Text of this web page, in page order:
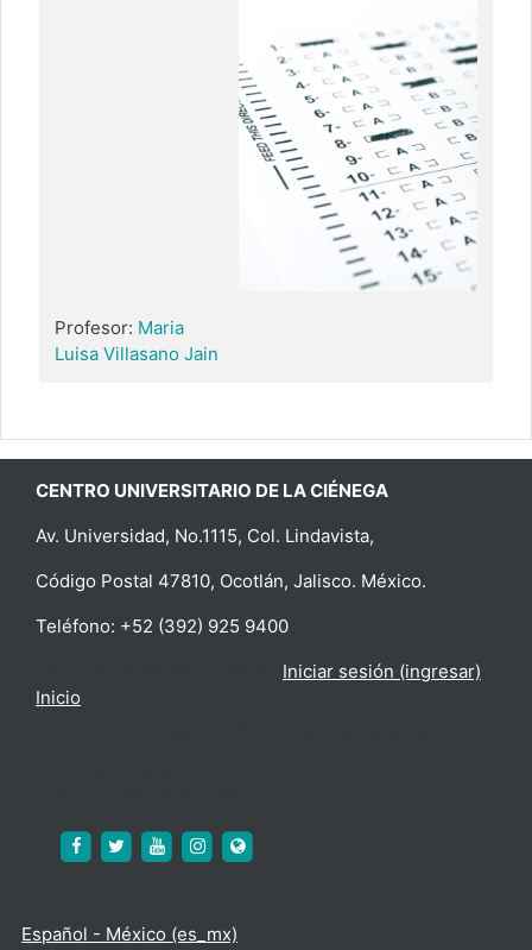
Profesor: Maria
Luisa Villasano Jain
CENTRO UNIVERSITARIO DE LA CIÉNEGA
Av. Universidad, No.1115, Col. Lindavista,
Código Postal 47810, Ocotlán, Jalisco. México.
Teléfono: +52 (392) 925 9400
Iniciar sesión (ingresar)
Inicio
https://www.facebook.com/cucienega.oficial
https://twitter.com/cuci_oficial
https://www.youtube.com/c/
http://www.instagram.com/cuci_udeg
Español - México ‎(es_mx)‎